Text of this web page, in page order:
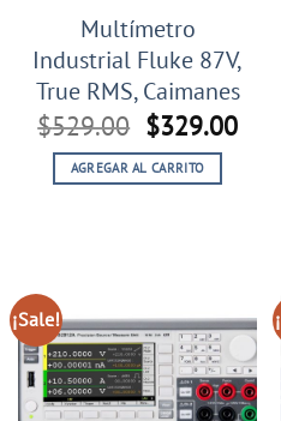
Multímetro
Industrial Fluke 87V,
True RMS, Caimanes
$529.00 El
precio
original
$329.00El
AGREGAR AL CARRITO
¡Sale!